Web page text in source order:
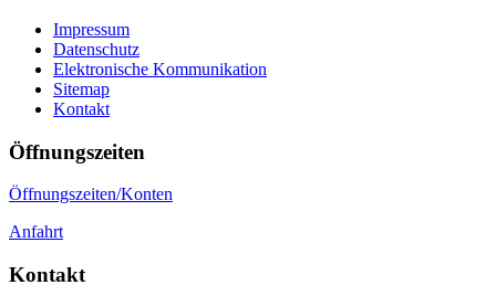
Impressum
Datenschutz
Elektronische Kommunikation
Sitemap
Kontakt
Öffnungszeiten
Öffnungszeiten/Konten
Anfahrt
Kontakt